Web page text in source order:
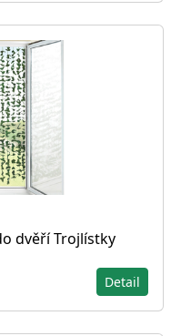
dvěří Trojlístky
Detail